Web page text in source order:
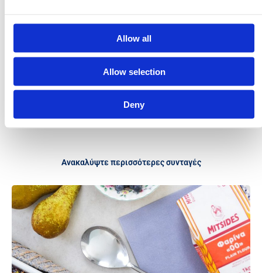
Allow all
Allow selection
Deny
πρέπει να γεμίζουν το μισό σκεύος ) και τις καλύπτει
Ψήνετε σε μέτριο φούρνο για 1 ώρα περίπου μέχρι να ροδίσει η
επιφάνεια.
Ανακαλύψτε περισσότερες συνταγές